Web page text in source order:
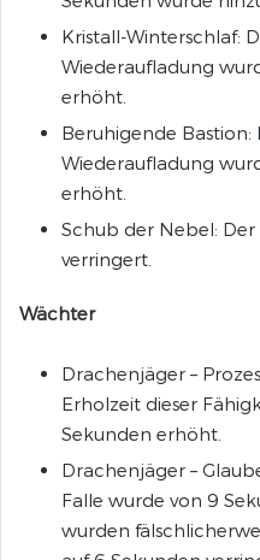
Kristall-Winterschlaf:
Wiederaufladung
erhöht.
Beruhigende Bastion:
Wiederaufladung
erhöht.
Schub der Nebel: Der
verringert.
Wächter
Drachenjäger –
Erholzeit dieser
Sekunden erhöht.
Drachenjäger –
Falle wurde von 9
wurden